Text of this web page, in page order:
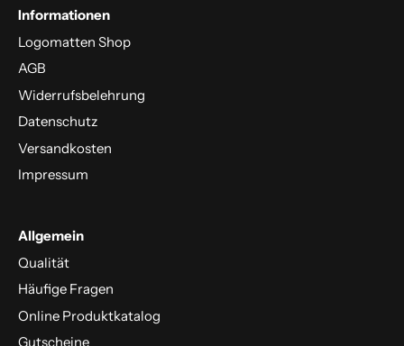
Informationen
Logomatten Shop
AGB
Widerrufsbelehrung
Datenschutz
Versandkosten
Impressum
Allgemein
Qualität
Häufige Fragen
Online Produktkatalog
Gutscheine